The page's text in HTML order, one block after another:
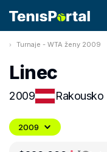
Turnaje - WTA ženy 2009
Linec
2009 Rakousko
2009